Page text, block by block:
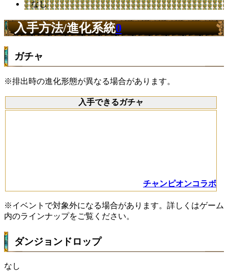
なし
入手方法/進化系統0
ガチャ
※排出時の進化形態が異なる場合があります。
入手できるガチャ
チャンピオンコラボ
※イベントで対象外になる場合があります。詳しくはゲーム
内のラインナップをご覧ください。
ダンジョンドロップ
なし